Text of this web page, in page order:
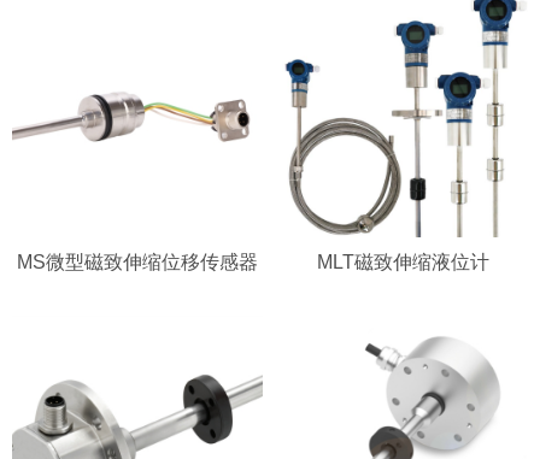
MS微型磁致伸缩位移传感器 MLT磁致伸缩液位计